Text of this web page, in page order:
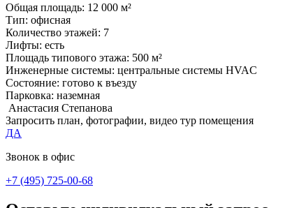
Общая площадь: 12 000 м²
Тип: офисная
Количество этажей: 7
Лифты: есть
Площадь типового этажа: 500 м²
Инженерные системы: центральные системы HVAC
Состояние: готово к въезду
Парковка: наземная
Анастасия Степанова
Запросить план, фотографии, видео тур помещения
ДА
Звонок в офис
+7 (495) 725-00-68